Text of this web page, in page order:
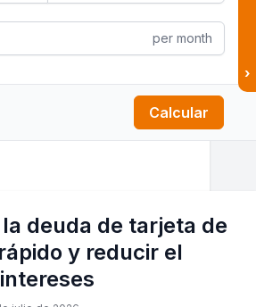
per month
Calcular
›
deuda de tarjeta de
y reducir el